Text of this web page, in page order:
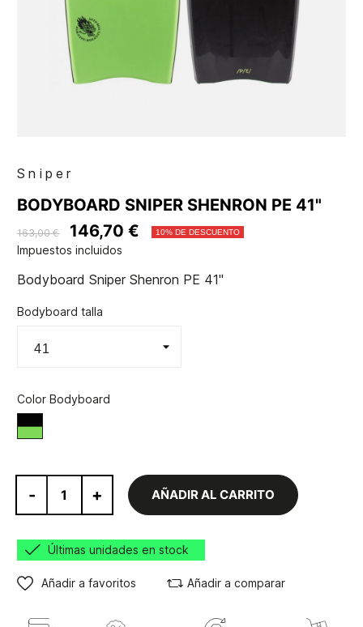
Sniper
BODYBOARD SNIPER SHENRON PE 41"
163,00 € 146,70 € 10% DE DESCUENTO
Impuestos incluidos
Bodyboard Sniper Shenron PE 41"
Bodyboard talla
Color Bodyboard
Verde/Negro
- + AÑADIR AL CARRITO
Últimas unidades en stock
Añadir a favoritos Añadir a comparar